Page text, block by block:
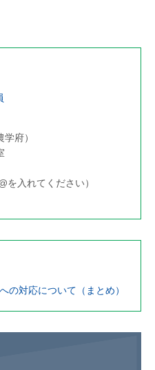
府）
を入れてください）
の対応について（まとめ）